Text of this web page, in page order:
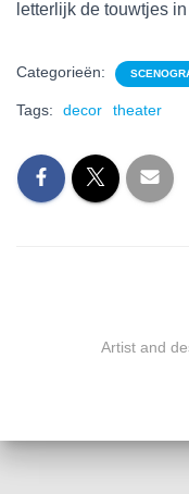
letterlijk de touwtjes
Categorieën:
Tags: decor theater
Artist and